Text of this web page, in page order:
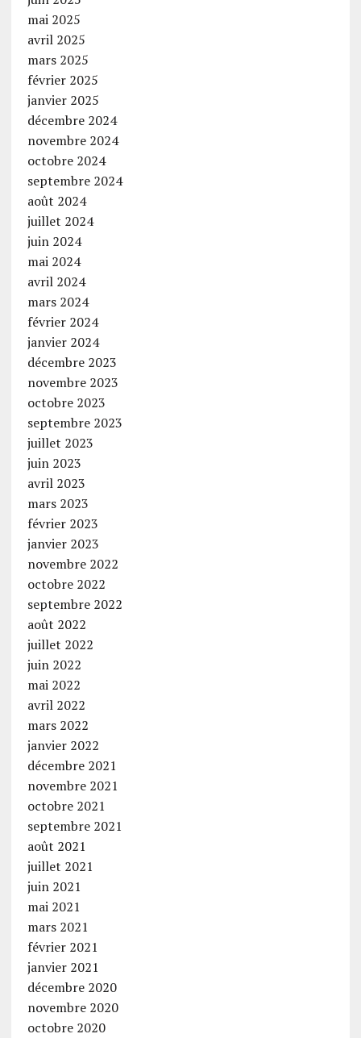
mai 2025
avril 2025
mars 2025
février 2025
janvier 2025
décembre 2024
novembre 2024
octobre 2024
septembre 2024
août 2024
juillet 2024
juin 2024
mai 2024
avril 2024
mars 2024
février 2024
janvier 2024
décembre 2023
novembre 2023
octobre 2023
septembre 2023
juillet 2023
juin 2023
avril 2023
mars 2023
février 2023
janvier 2023
novembre 2022
octobre 2022
septembre 2022
août 2022
juillet 2022
juin 2022
mai 2022
avril 2022
mars 2022
janvier 2022
décembre 2021
novembre 2021
octobre 2021
septembre 2021
août 2021
juillet 2021
juin 2021
mai 2021
mars 2021
février 2021
janvier 2021
décembre 2020
novembre 2020
octobre 2020